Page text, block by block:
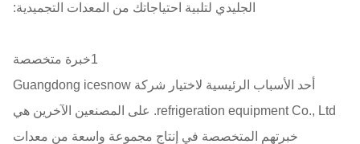
الجليدي لتلبية احتياجاتك من المعدات التجميدية:
1خبرة متخصصة
أحد الأسباب الرئيسية لاختيار شركة Guangdong icesnow
refrigeration equipment Co., Ltd. على المصنعين الآخرين هي
خبرتهم المتخصصة في إنتاج مجموعة واسعة من معدات